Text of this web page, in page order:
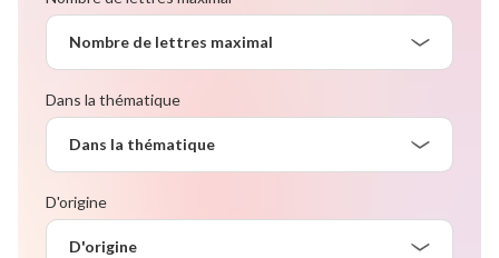
Nombre de lettres maximal
Dans la thématique
Dans la thématique
D'origine
D'origine